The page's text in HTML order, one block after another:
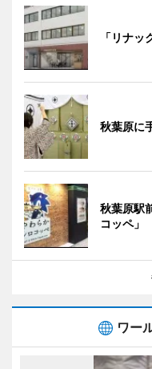
「リナ
秋葉原に
秋葉原駅
コッペ」
ワー